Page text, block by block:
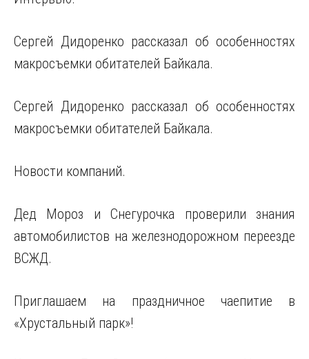
Сергей Дидоренко рассказал об особенностях
макросъемки обитателей Байкала.
Сергей Дидоренко рассказал об особенностях
макросъемки обитателей Байкала.
Новости компаний.
Дед Мороз и Снегурочка проверили знания
автомобилистов на железнодорожном переезде
ВСЖД.
Приглашаем на праздничное чаепитие в
«Хрустальный парк»!